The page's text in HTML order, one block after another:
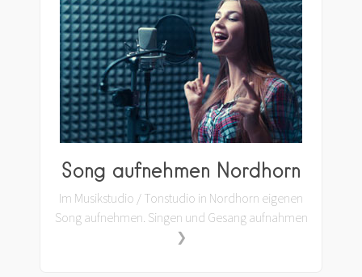
Song aufnehmen Nordhorn
Im Musikstudio / Tonstudio in Nordhorn eigenen
Song aufnehmen. Singen und Gesang aufnahmen
❯